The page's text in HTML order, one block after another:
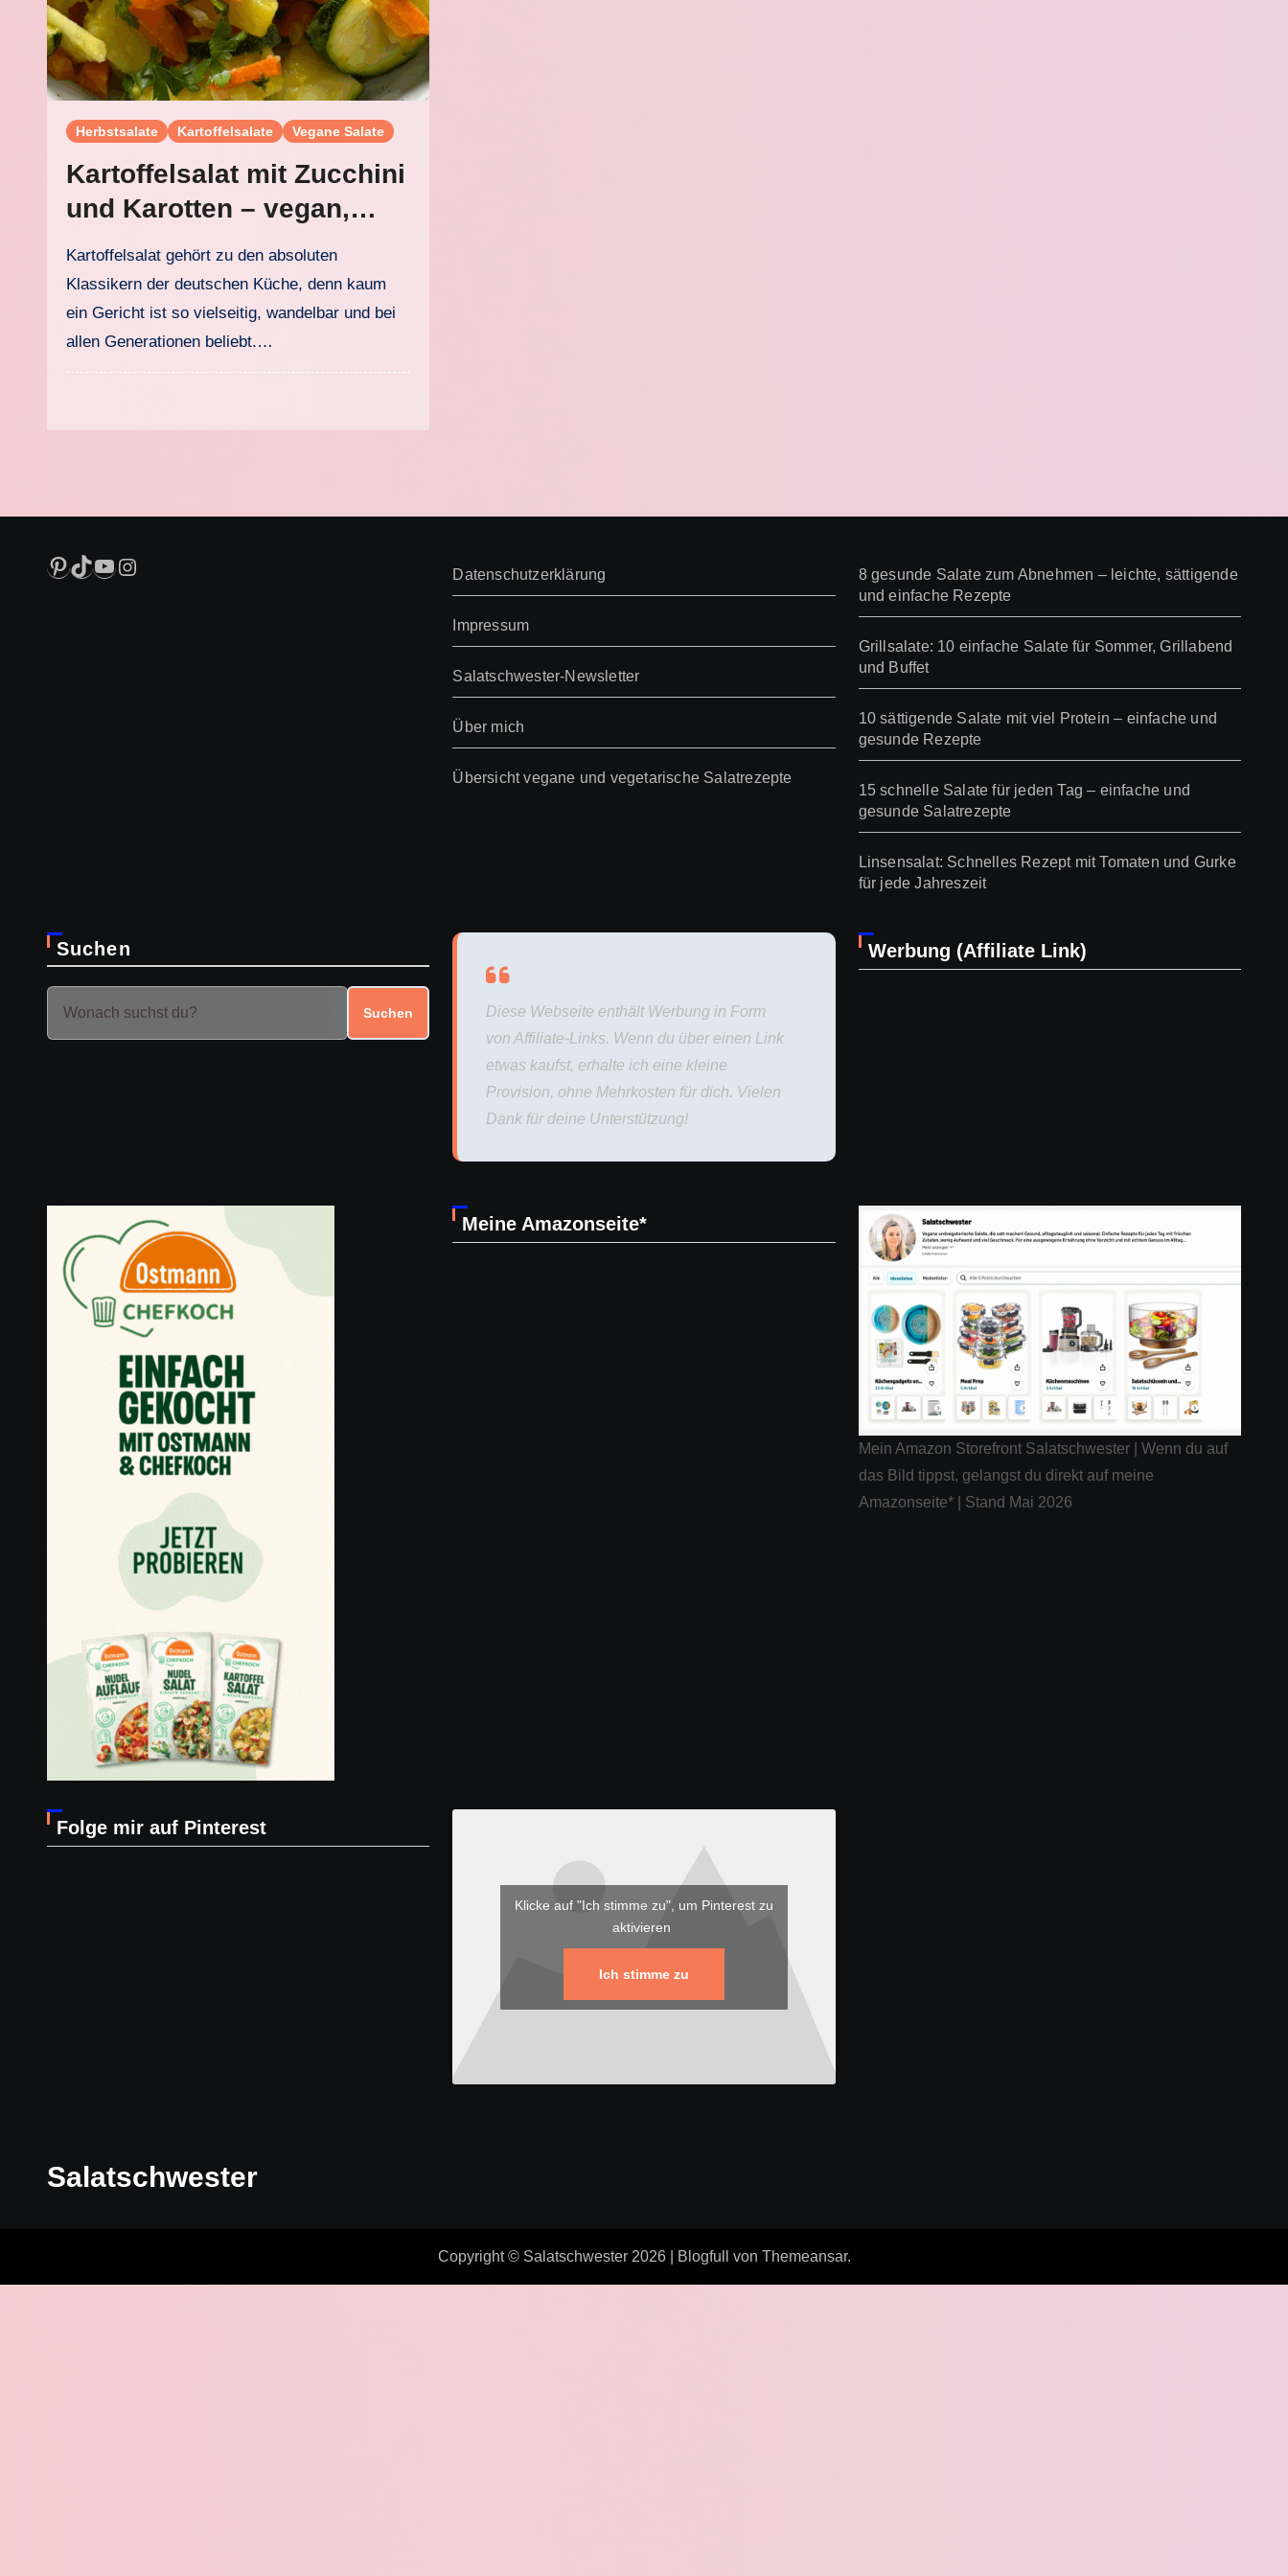
Herbstsalate Kartoffelsalate Vegane Salate
Kartoffelsalat mit Zucchini
und Karotten – vegan,
leicht und lecker
Kartoffelsalat gehört zu den absoluten
Klassikern der deutschen Küche, denn kaum
ein Gericht ist so vielseitig, wandelbar und bei
allen Generationen beliebt.…
Pinterest
TikTok
YouTube
Instagram Datenschutzerklärung
Impressum
Salatschwester-Newsletter
Über mich
Übersicht vegane und vegetarische Salatrezepte
8 gesunde Salate zum Abnehmen – leichte, sättigende
und einfache Rezepte
Grillsalate: 10 einfache Salate für Sommer, Grillabend
und Buffet
10 sättigende Salate mit viel Protein – einfache und
gesunde Rezepte
15 schnelle Salate für jeden Tag – einfache und
gesunde Salatrezepte
Linsensalat: Schnelles Rezept mit Tomaten und Gurke
für jede Jahreszeit
Suchen
Suchen
Diese Webseite enthält Werbung in Form
von Affiliate-Links. Wenn du über einen Link
etwas kaufst, erhalte ich eine kleine
Provision, ohne Mehrkosten für dich. Vielen
Dank für deine Unterstützung!
Werbung (Affiliate Link)
Meine Amazonseite*
Mein Amazon Storefront Salatschwester | Wenn du auf
das Bild tippst, gelangst du direkt auf meine
Amazonseite* | Stand Mai 2026
Folge mir auf Pinterest
Klicke auf "Ich stimme zu", um Pinterest zu
aktivieren
Ich stimme zu
Salatschwester
Copyright © Salatschwester 2026 Blogfull von Themeansar.